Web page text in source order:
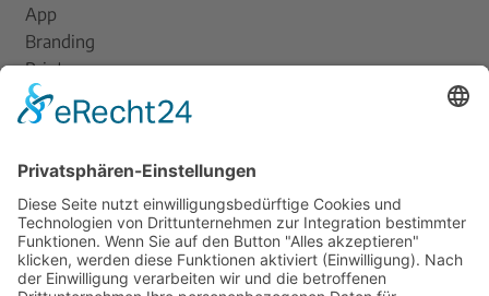
App
Branding
Print
Am Dovensee 7, 23568 Lübeck